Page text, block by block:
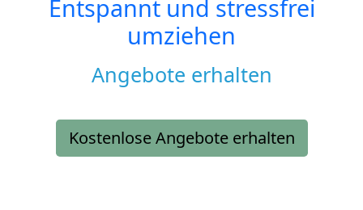
Entspannt und stressfrei
umziehen
Angebote erhalten
Kostenlose Angebote erhalten